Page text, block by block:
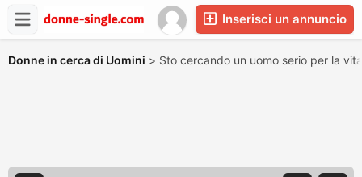
Inserisci un annuncio
Donne in cerca di Uomini > Sto cercando un uomo serio per la